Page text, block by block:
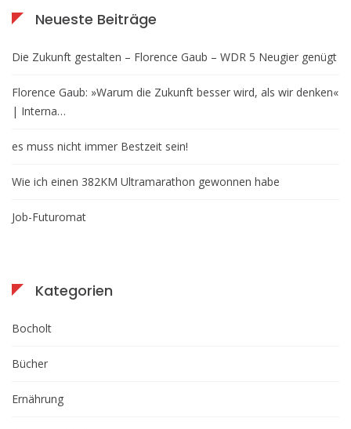
Neueste Beiträge
Die Zukunft gestalten – Florence Gaub – WDR 5 Neugier genügt
Florence Gaub: »Warum die Zukunft besser wird, als wir denken«
| Interna…
es muss nicht immer Bestzeit sein!
Wie ich einen 382KM Ultramarathon gewonnen habe
Job-Futuromat
Kategorien
Bocholt
Bücher
Ernährung